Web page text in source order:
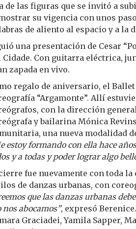
de las figuras que se invitó a
su vigencia con unos
de aliento al espacio y a la
una presentación de Cesar
Cidade. Con guitarra eléctrica,
zapada en vivo.
regalo de aniversario, el
“Argamonte”. Allí
con la dirección
y bailarina Mónica
una nueva modalidad
estoy formando con ella hace
y a todas y poder lograr algo
fue nuevamente con toda
de danzas urbanas, con
que las danzas urbanas
nos abocamos”, expresó
Graciadei, Yamila Sapper,